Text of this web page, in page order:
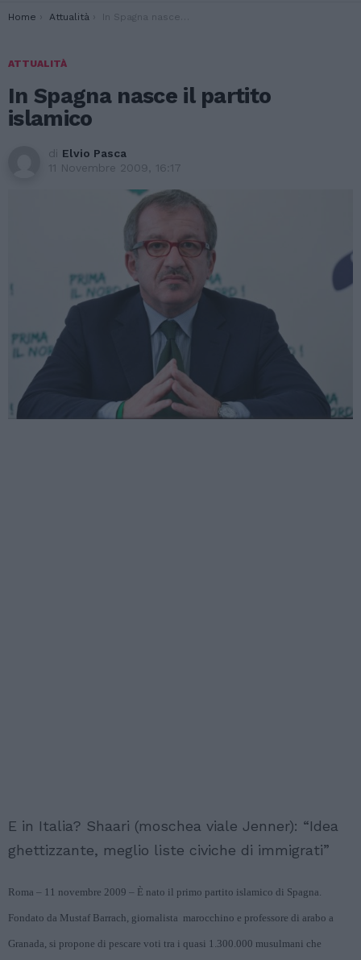
You are here:
Home Attualità In Spagna nasce il partito islamico
ATTUALITÀ
In Spagna nasce il partito
islamico
di Elvio Pasca
11 Novembre 2009, 16:17
E in Italia? Shaari (moschea viale Jenner): “Idea
ghettizzante, meglio liste civiche di immigrati”
Roma – 11 novembre 2009 – È nato il primo partito islamico di Spagna.
Fondato da Mustaf Barrach, giornalista marocchino e professore di arabo a
Granada, si propone di pescare voti tra i quasi 1.300.000 musulmani che